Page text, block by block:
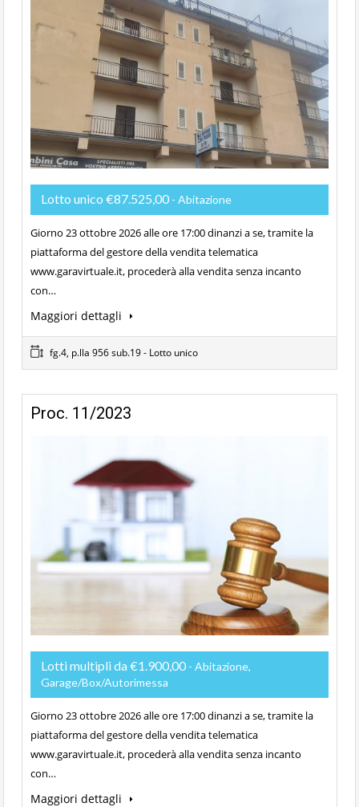
Lotto unico €87.525,00 - Abitazione
Giorno 23 ottobre 2026 alle ore 17:00 dinanzi a se, tramite la
piattaforma del gestore della vendita telematica
www.garavirtuale.it, procederà alla vendita senza incanto
con…
Maggiori dettagli
fg.4, p.lla 956 sub.19 - Lotto unico
Proc. 11/2023
Lotti multipli da €1.900,00 - Abitazione,
Garage/Box/Autorimessa
Giorno 23 ottobre 2026 alle ore 17:00 dinanzi a se, tramite la
piattaforma del gestore della vendita telematica
www.garavirtuale.it, procederà alla vendita senza incanto
con…
Maggiori dettagli